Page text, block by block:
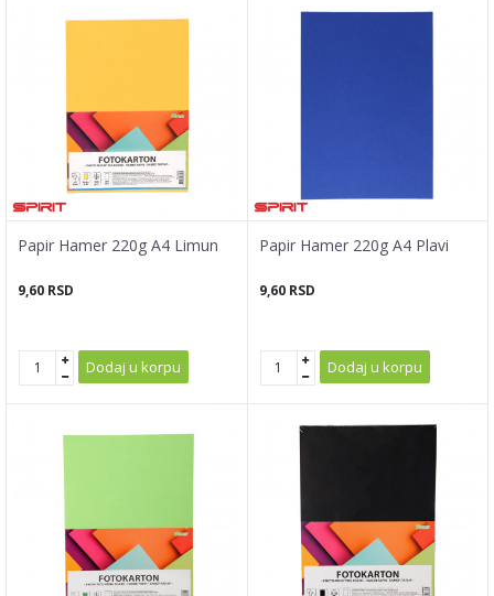
Papir Hamer 220g A4 Limun
9,60 RSD
Dodaj u korpu
Papir Hamer 220g A4 Plavi
9,60 RSD
Dodaj u korpu